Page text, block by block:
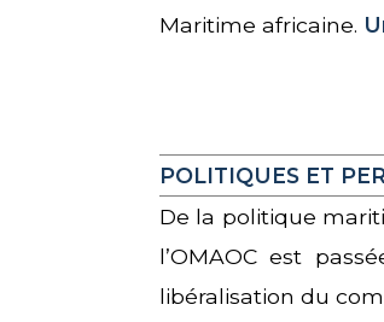
Maritime africaine.
POLITIQUES ET
De la politique
l’OMAOC est
libéralisation du